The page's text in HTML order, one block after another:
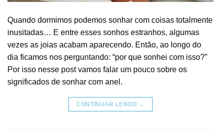
Quando dormimos podemos sonhar com coisas totalmente
inusitadas… E entre esses sonhos estranhos, algumas
vezes as joias acabam aparecendo. Então, ao longo do
dia ficamos nos perguntando: “por que sonhei com isso?”
Por isso nesse post vamos falar um pouco sobre os
significados de sonhar com anel.
CONTINUAR LENDO →